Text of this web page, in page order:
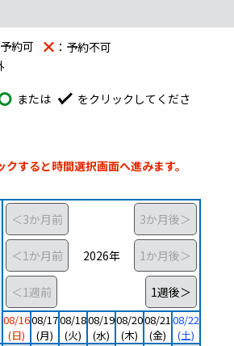
予約可
：予約不可
または
をクリックしてくださ
です。縦が施設、横が日付となっていて、
すると時間選択画面へ進みます。
2026年
08/16
(日)
08/17
(月)
08/18
(火)
08/19
(水)
08/20
(木)
08/21
(金)
08/22
(土)